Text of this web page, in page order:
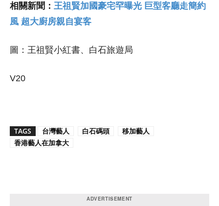
相關新聞： 王祖賢加國豪宅罕曝光 巨型客廳走簡約
風 超大廚房親自宴客
圖：王祖賢小紅書、白石旅遊局
V20
TAGS 台灣藝人 白石碼頭
移加藝人
香港藝人在加拿大